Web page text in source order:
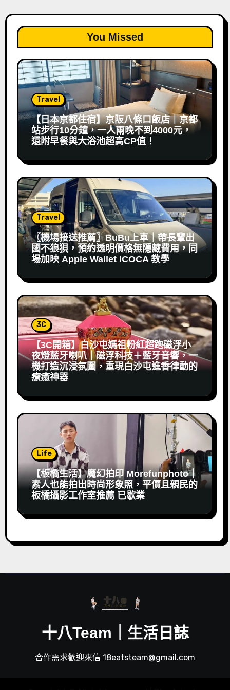
You Missed
Travel
【日本京都住宿】京阪八條口飯店｜京都
站步行10分鐘，一人兩晚不到4000元，
還附早餐與大浴池超高CP值！
Travel
〖機場接送推薦〗BuBu上車｜帶長輩出
國不狼狽，預約透明價格無隱藏費用，同
場加映 Apple Wallet ICOCA 教學
3C
【3C開箱】白沙屯媽祖粉紅超跑磁浮小
夜燈藍牙喇叭｜磁浮科技＋藍牙音響，一
機打造沉浸氛圍，重現白沙屯進香律動的
療癒神器
Life
【板橋生活】魔幻拍印 Morefunphoto｜
素人也能拍出時尚形象照，平價且親民的
板橋攝影工作室推薦 已歇業
十八Team｜生活日誌
合作需求歡迎來信 18eatsteam@gmail.com